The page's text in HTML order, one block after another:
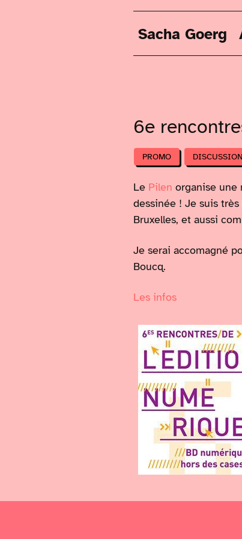
Sacha Goerg
6e
PROMO DISCUSSION
Le Pilen organise une
dessinée ! Je suis
Bruxelles, et aussi
Je serai accomagné
Boucq.
Les infos